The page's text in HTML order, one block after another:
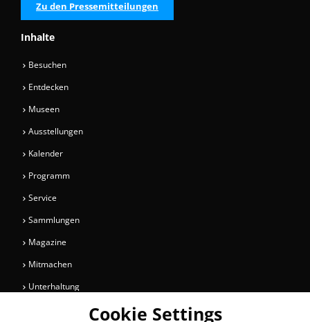
Zu den Pressemitteilungen
Inhalte
Besuchen
Entdecken
Museen
Ausstellungen
Kalender
Programm
Service
Sammlungen
Magazine
Mitmachen
Unterhaltung
Cookie Settings